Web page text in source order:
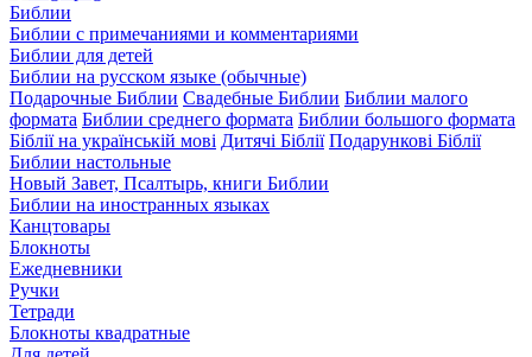
Библии
Библии с примечаниями и комментариями
Библии для детей
Библии на русском языке (обычные)
Подарочные Библии Свадебные Библии Библии малого
формата Библии среднего формата Библии большого формата
Біблії на українській мові Дитячі Біблії Подарункові Біблії
Библии настольные
Новый Завет, Псалтырь, книги Библии
Библии на иностранных языках
Канцтовары
Блокноты
Ежедневники
Ручки
Тетради
Блокноты квадратные